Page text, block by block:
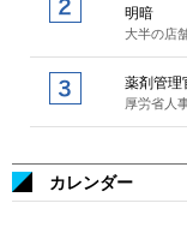
明暗
大半の店
薬剤管理
厚労省人
カレンダー